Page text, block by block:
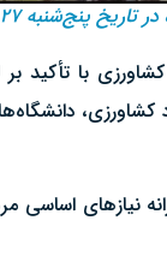
پنج‌شنبه ۲۷ آذر ۱۴۰۴
کشاورزی با
اساسی